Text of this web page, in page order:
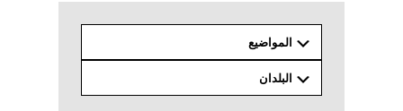
المواضيع
البلدان